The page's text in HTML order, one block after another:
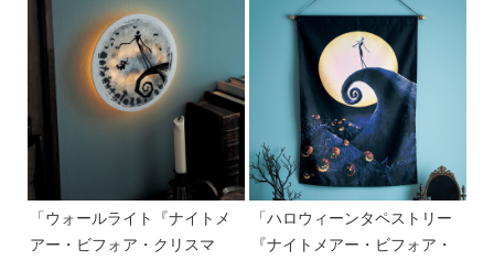
「ウォールライト『ナイトメ
アー・ビフォア・クリスマ
「ハロウィーンタペストリー
『ナイトメアー・ビフォア・